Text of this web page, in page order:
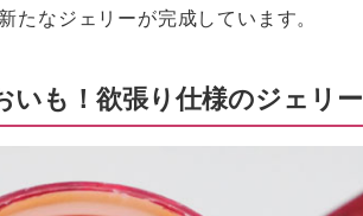
なジェリーが完成しています。
も！欲張り仕様のジェリー